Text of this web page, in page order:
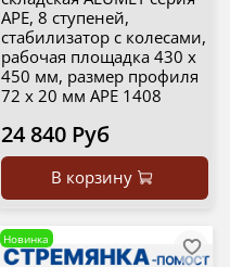
APE, 8 ступеней,
стабилизатор с колесами,
рабочая площадка 430 х
450 мм, размер профиля
72 х 20 мм APE 1408
24 840 Руб
В корзину
Новинка